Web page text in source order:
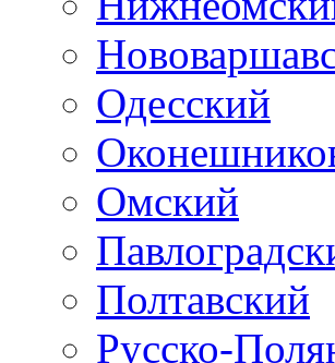
Одесский
Омский
Полтавский
Русско-